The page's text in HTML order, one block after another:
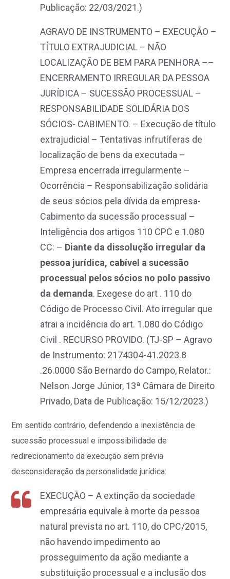
Publicação: 22/03/2021.)
AGRAVO DE INSTRUMENTO – EXECUÇÃO –
TÍTULO EXTRAJUDICIAL – NÃO
LOCALIZAÇÃO DE BEM PARA PENHORA ––
ENCERRAMENTO IRREGULAR DA PESSOA
JURÍDICA – SUCESSÃO PROCESSUAL –
RESPONSABILIDADE SOLIDÁRIA DOS
SÓCIOS- CABIMENTO. – Execução de título
extrajudicial – Tentativas infrutíferas de
localização de bens da executada –
Empresa encerrada irregularmente –
Ocorrência – Responsabilização solidária
de seus sócios pela dívida da empresa-
Cabimento da sucessão processual –
Inteligência dos artigos 110 CPC e 1.080
CC: – Diante da dissolução irregular da
pessoa jurídica, cabível a sucessão
processual pelos sócios no polo passivo
da demanda. Exegese do art . 110 do
Código de Processo Civil. Ato irregular que
atrai a incidência do art. 1.080 do Código
Civil . RECURSO PROVIDO. (TJ-SP – Agravo
de Instrumento: 2174304-41.2023.8
.26.0000 São Bernardo do Campo, Relator.:
Nelson Jorge Júnior, 13ª Câmara de Direito
Privado, Data de Publicação: 15/12/2023.)
Em sentido contrário, defendendo a inexistência de
sucessão processual e impossibilidade de
redirecionamento da execução sem prévia
desconsideração da personalidade jurídica:
EXECUÇÃO – A extinção da sociedade
empresária equivale à morte da pessoa
natural prevista no art. 110, do CPC/2015,
não havendo impedimento ao
prosseguimento da ação mediante a
substituição processual e a inclusão dos